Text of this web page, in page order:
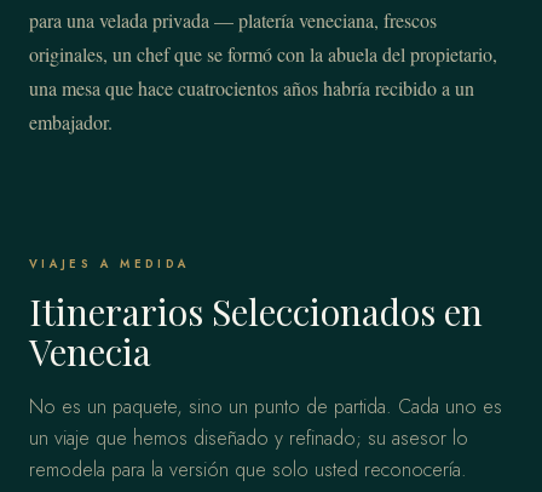
para una velada privada — platería veneciana, frescos
originales, un chef que se formó con la abuela del propietario,
una mesa que hace cuatrocientos años habría recibido a un
embajador.
VIAJES A MEDIDA
Itinerarios Seleccionados en
Venecia
No es un paquete, sino un punto de partida. Cada uno es
un viaje que hemos diseñado y refinado; su asesor lo
remodela para la versión que solo usted reconocería.